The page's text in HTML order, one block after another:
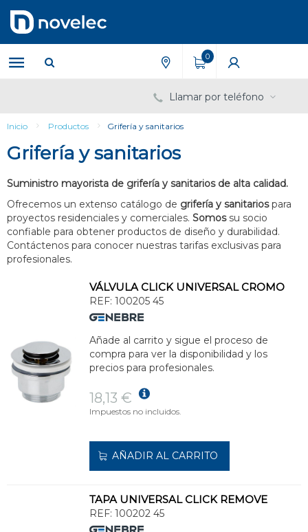
contenido
menú
de
navegación
0
Llamar por teléfono
Inicio Productos Grifería y sanitarios
Grifería y sanitarios
Suministro mayorista de grifería y sanitarios de alta calidad.
Ofrecemos un extenso catálogo de grifería y sanitariospara
proyectos residenciales y comerciales. Somos su socio
confiable para obtener productos de diseño y durabilidad.
Contáctenos para conocer nuestras tarifas exclusivas para
profesionales.
VÁLVULA CLICK UNIVERSAL CROMO
REF: 100205 45
Añade al carrito y sigue el proceso de
compra para ver la disponibilidad y los
precios para profesionales.
18,13 €
Impuestos no incluidos.
AÑADIR AL CARRITO
TAPA UNIVERSAL CLICK REMOVE
REF: 100202 45